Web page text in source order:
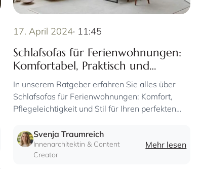
17. April 2024· 11:45
Schlafsofas für Ferienwohnungen:
Komfortabel, Praktisch und
Pflegeleicht
In unserem Ratgeber erfahren Sie alles über
Schlafsofas für Ferienwohnungen: Komfort,
Pflegeleichtigkeit und Stil für Ihren perfekten
Svenja Traumreich
Innenarchitektin & Content
Creator
Mehr lesen